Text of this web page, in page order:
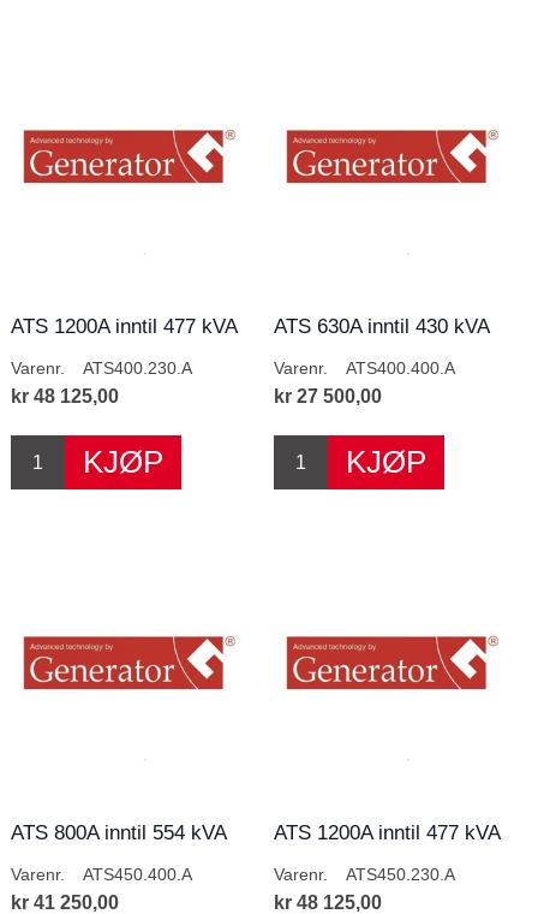
ATS 1200A inntil 477 kVA
Varenr. ATS400.230.A
kr 48 125,00
ATS 630A inntil 430 kVA
Varenr. ATS400.400.A
kr 27 500,00
ATS 800A inntil 554 kVA
Varenr. ATS450.400.A
kr 41 250,00
ATS 1200A inntil 477 kVA
Varenr. ATS450.230.A
kr 48 125,00